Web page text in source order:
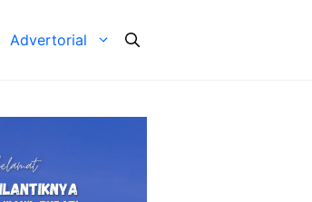
Advertorial